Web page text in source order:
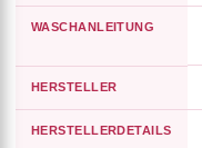
WASCHANLEITUNG
HERSTELLER
HERSTELLERDETAILS